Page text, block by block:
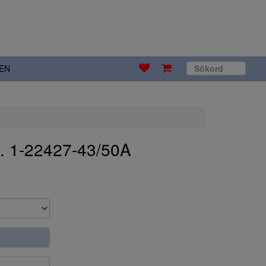
1-22427-43/50A